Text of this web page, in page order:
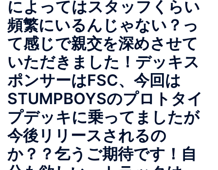
によってはスタッフくらい
頻繁にいるんじゃない？っ
て感じで親交を深めさせて
いただきました！デッキス
ポンサーはFSC、今回は
STUMPBOYSのプロトタイ
プデッキに乗ってましたが
今後リリースされるの
か？？乞うご期待です！自